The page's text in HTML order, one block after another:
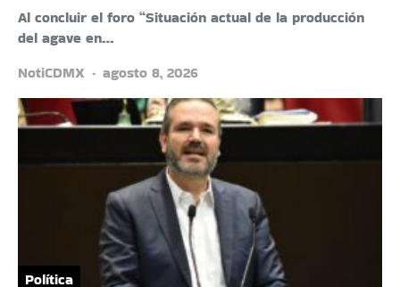
Al concluir el foro “Situación actual de la producción
del agave en…
NotiCDMX
agosto 8, 2026
Política